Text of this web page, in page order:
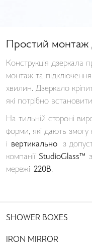
Простий монтаж
Конструкція дзеркала
монтаж та
хвилин. Дзеркало
які потрібно
На тильній стороні
форми, які дають змогу
і вертикально з
компанії StudioGlass™
мережі 220В.
SHOWER BOXES
IRON MIRROR